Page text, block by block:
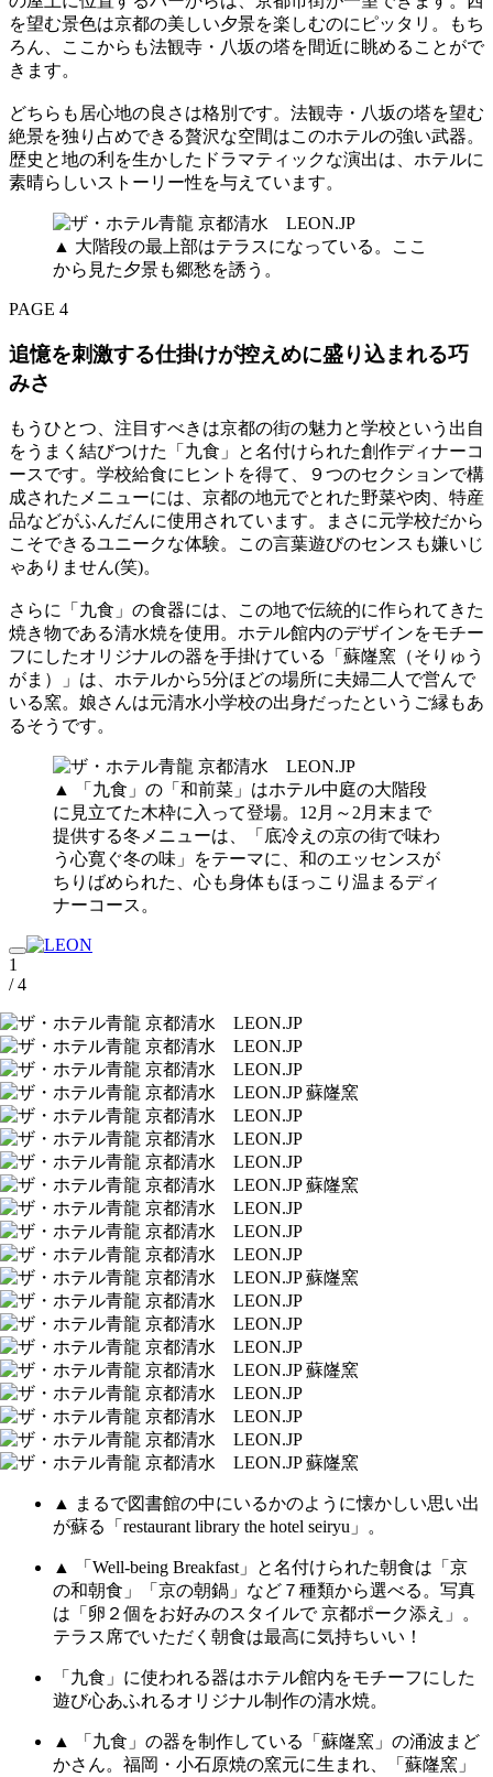
を望む景色は京都の美しい夕景を楽しむのにピッタリ。もち
ろん、ここからも法観寺・八坂の塔を間近に眺めることがで
きます。
どちらも居心地の良さは格別です。法観寺・八坂の塔を望む
絶景を独り占めできる贅沢な空間はこのホテルの強い武器。
歴史と地の利を生かしたドラマティックな演出は、ホテルに
素晴らしいストーリー性を与えています。
▲ 大階段の最上部はテラスになっている。ここ
から見た夕景も郷愁を誘う。
PAGE 4
追憶を刺激する仕掛けが控えめに盛り込まれる巧
みさ
もうひとつ、注目すべきは京都の街の魅力と学校という出自
をうまく結びつけた「九食」と名付けられた創作ディナーコ
ースです。学校給食にヒントを得て、９つのセクションで構
成されたメニューには、京都の地元でとれた野菜や肉、特産
品などがふんだんに使用されています。まさに元学校だから
こそできるユニークな体験。この言葉遊びのセンスも嫌いじ
ゃありません(笑)。
さらに「九食」の食器には、この地で伝統的に作られてきた
焼き物である清水焼を使用。ホテル館内のデザインをモチー
フにしたオリジナルの器を手掛けている「蘇嶐窯（そりゅう
がま）」は、ホテルから5分ほどの場所に夫婦二人で営んで
いる窯。娘さんは元清水小学校の出身だったというご縁もあ
るそうです。
▲ 「九食」の「和前菜」はホテル中庭の大階段
に見立てた木枠に入って登場。12月～2月末まで
提供する冬メニューは、「底冷えの京の街で味わ
う心寛ぐ冬の味」をテーマに、和のエッセンスが
ちりばめられた、心も身体もほっこり温まるディ
ナーコース。
1
/ 4
▲ まるで図書館の中にいるかのように懐かしい思い出
が蘇る「restaurant library the hotel seiryu」。
▲ 「Well-being Breakfast」と名付けられた朝食は「京
の和朝食」「京の朝鍋」など７種類から選べる。写真
は「卵２個をお好みのスタイルで 京都ポーク添え」。
テラス席でいただく朝食は最高に気持ちいい！
「九食」に使われる器はホテル館内をモチーフにした
遊び心あふれるオリジナル制作の清水焼。
▲ 「九食」の器を制作している「蘇嶐窯」の涌波まど
かさん。福岡・小石原焼の窯元に生まれ、「蘇嶐窯」